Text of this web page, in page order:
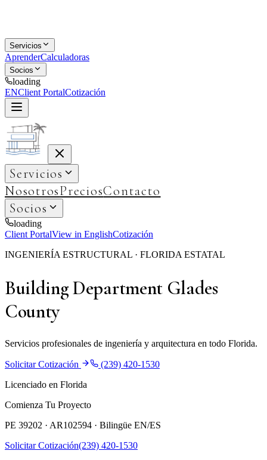
Servicios
AprenderCalculadoras
Socios
loading
ENClient PortalCotización
Servicios
NosotrosPreciosContacto
Socios
loading
Client PortalView in EnglishCotización
INGENIERÍA ESTRUCTURAL · FLORIDA ESTATAL
Building Department Glades
County
Servicios profesionales de ingeniería y arquitectura en todo Florida.
Solicitar Cotización
(239) 420-1530
Licenciado en Florida
Comienza Tu Proyecto
PE 39202 · AR102594 · Bilingüe EN/ES
Solicitar Cotización(239) 420-1530